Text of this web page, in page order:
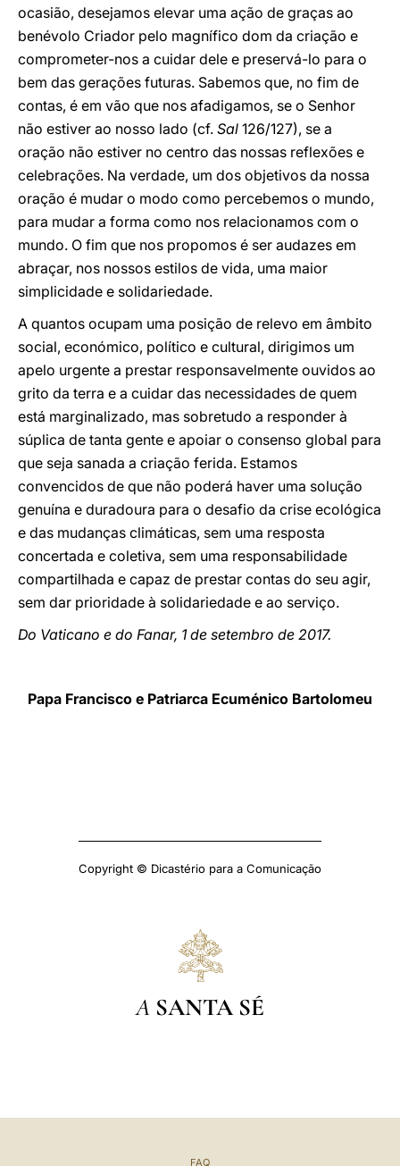
ocasião, desejamos elevar uma ação de graças ao
benévolo Criador pelo magnífico dom da criação e
comprometer-nos a cuidar dele e preservá-lo para o
bem das gerações futuras. Sabemos que, no fim de
contas, é em vão que nos afadigamos, se o Senhor
não estiver ao nosso lado (cf. Sal 126/127), se a
oração não estiver no centro das nossas reflexões e
celebrações. Na verdade, um dos objetivos da nossa
oração é mudar o modo como percebemos o mundo,
para mudar a forma como nos relacionamos com o
mundo. O fim que nos propomos é ser audazes em
abraçar, nos nossos estilos de vida, uma maior
simplicidade e solidariedade.
A quantos ocupam uma posição de relevo em âmbito
social, económico, político e cultural, dirigimos um
apelo urgente a prestar responsavelmente ouvidos ao
grito da terra e a cuidar das necessidades de quem
está marginalizado, mas sobretudo a responder à
súplica de tanta gente e apoiar o consenso global para
que seja sanada a criação ferida. Estamos
convencidos de que não poderá haver uma solução
genuína e duradoura para o desafio da crise ecológica
e das mudanças climáticas, sem uma resposta
concertada e coletiva, sem uma responsabilidade
compartilhada e capaz de prestar contas do seu agir,
sem dar prioridade à solidariedade e ao serviço.
Do Vaticano e do Fanar, 1 de setembro de 2017.
Papa Francisco e Patriarca Ecuménico Bartolomeu
Copyright © Dicastério para a Comunicação
A SANTA SÉ
FAQ